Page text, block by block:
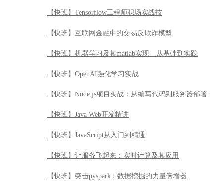
【快班】Java Web开发精讲
【快班】JavaScript从入门到精通
【快班】让服务飞起来：实时计算及其应用
【快班】突击pyspark：数据挖掘的力量倍增器
【快班】赢在大数据-人工智能的应用实践
【快班】【免费公开课】《数据科学入门手册》——DSX
【快班】【免费公开课】数据科学无难事
【快班】【免费公开课】《Hadoop入门手册》之 虚拟机
【快班】【免费公开课】玩转数据艺术-数据展示技巧应